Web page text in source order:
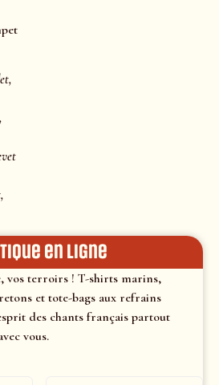
en ligne
vos terroirs ! T-shirts marins,
et tote-bags aux refrains
des chants français partout
vous.